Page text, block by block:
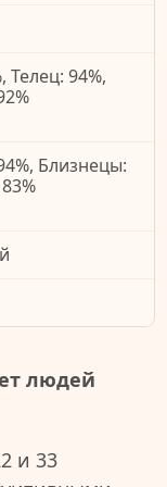
Телец: 94%,
Близнецы:
людей
и 33